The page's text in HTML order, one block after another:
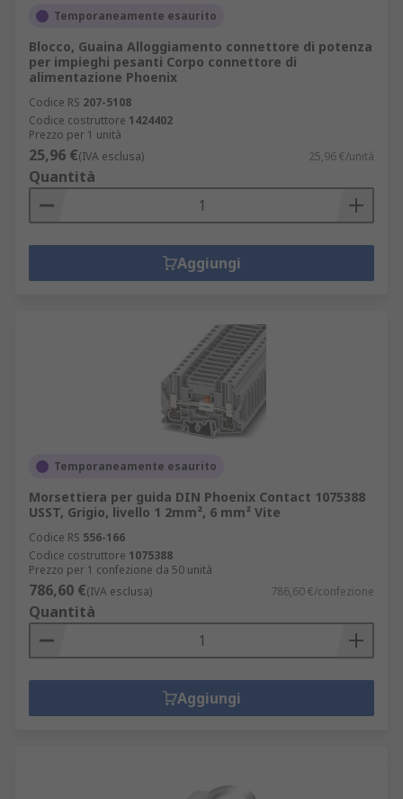
Temporaneamente esaurito
Blocco, Guaina Alloggiamento connettore di potenza
per impieghi pesanti Corpo connettore di
alimentazione Phoenix
Codice RS 207-5108
Codice costruttore 1424402
Prezzo per 1 unità
25,96 €(IVA esclusa) 25,96 €/unità
Quantità
Aggiungi
Temporaneamente esaurito
Morsettiera per guida DIN Phoenix Contact 1075388
USST, Grigio, livello 1 2mm², 6 mm² Vite
Codice RS 556-166
Codice costruttore 1075388
Prezzo per 1 confezione da 50 unità
786,60 €(IVA esclusa) 786,60 €/confezione
Quantità
Aggiungi